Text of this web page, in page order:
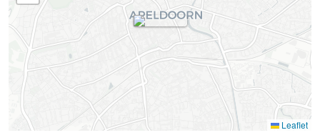
Leaflet